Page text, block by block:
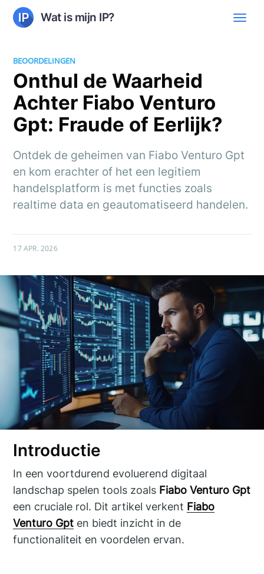
Wat is mijn IP?
BEOORDELINGEN
Onthul de Waarheid
Achter Fiabo Venturo
Gpt: Fraude of Eerlijk?
Ontdek de geheimen van Fiabo Venturo Gpt
en kom erachter of het een legitiem
handelsplatform is met functies zoals
realtime data en geautomatiseerd handelen.
17 APR. 2026
Introductie
In een voortdurend evoluerend digitaal
landschap spelen tools zoals Fiabo Venturo Gpt
een cruciale rol. Dit artikel verkent Fiabo
Venturo Gpt en biedt inzicht in de
functionaliteit en voordelen ervan.